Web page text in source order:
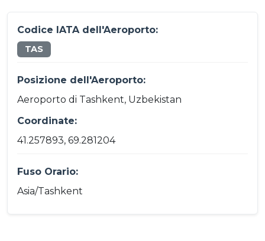
Codice IATA dell'Aeroporto:
TAS
Posizione dell'Aeroporto:
Aeroporto di Tashkent, Uzbekistan
Coordinate:
41.257893, 69.281204
Fuso Orario:
Asia/Tashkent